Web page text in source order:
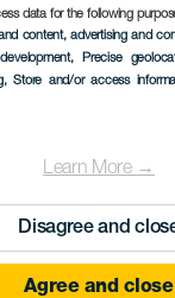
data for the following
content, advertising and
, Precise
, Store and/or access
Learn More →
Disagree and
Agree and close